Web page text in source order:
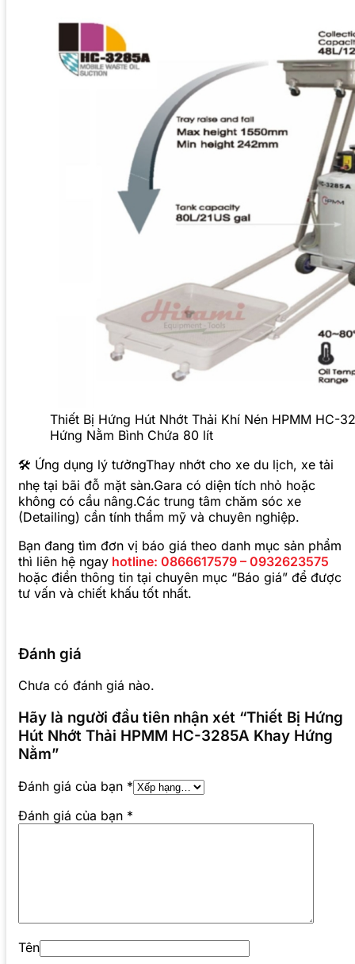
Thiết Bị Hứng Hút Nhớt Thải Khí Nén HPMM HC-
Hứng Nằm Bình Chứa 80 lít
🛠 Ứng dụng lý tưởngThay nhớt cho xe du lịch, xe tải
nhẹ tại bãi đỗ mặt sàn.Gara có diện tích nhỏ hoặc
không có cầu nâng.Các trung tâm chăm sóc xe
(Detailing) cần tính thẩm mỹ và chuyên nghiệp.
Bạn đang tìm đơn vị báo giá theo danh mục sản phẩm
thì liên hệ ngay hotline: 0866617579 – 0932623575
hoặc điền thông tin tại chuyên mục “Báo giá” để được
tư vấn và chiết khấu tốt nhất.
Đánh giá
Chưa có đánh giá nào.
Hãy là người đầu tiên nhận xét “Thiết Bị Hứng
Hút Nhớt Thải HPMM HC-3285A Khay Hứng
Nằm”
Đánh giá của bạn *
Đánh giá của bạn *
Tên